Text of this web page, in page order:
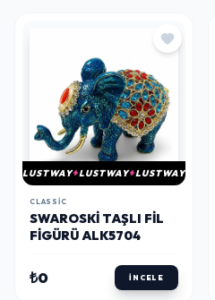
LUSTWAY LUSTWAY LUSTWAY
CLASSIC
SWAROSKI TAŞLI FIL
FIGÜRÜ ALK5704
₺0 İNCELE